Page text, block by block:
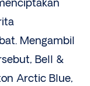
Mengambil
Bell &
Arctic Blue,